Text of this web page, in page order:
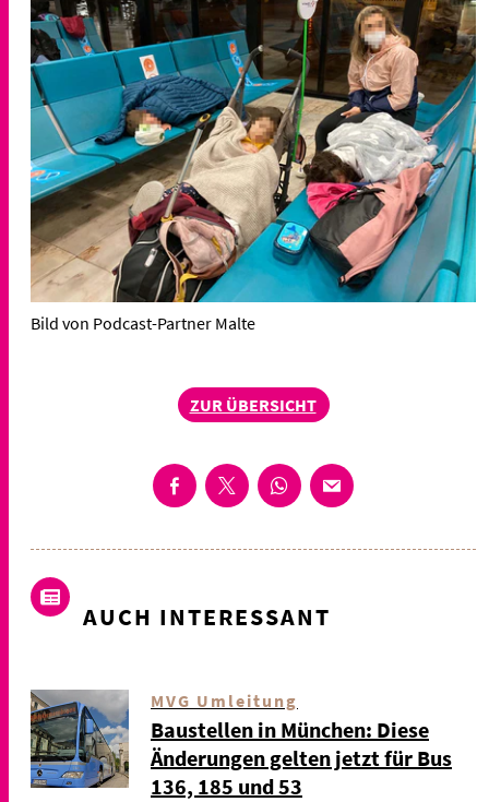
Bild von Podcast-Partner Malte
ZUR ÜBERSICHT
AUCH INTERESSANT
MVG Umleitung
Baustellen in München: Diese
Änderungen gelten jetzt für Bus
136, 185 und 53